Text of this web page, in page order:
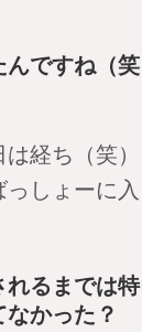
ですね（笑
経ち（笑
しょーに
るまでは特
かった？